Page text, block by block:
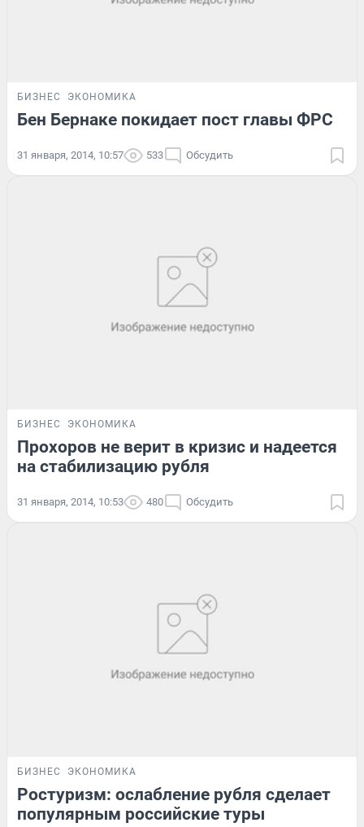
БИЗНЕС ЭКОНОМИКА
Бен Бернаке покидает пост главы ФРС
31 января, 2014, 10:57 533 Обсудить
БИЗНЕС ЭКОНОМИКА
Прохоров не верит в кризис и надеется
на стабилизацию рубля
31 января, 2014, 10:53 480 Обсудить
БИЗНЕС ЭКОНОМИКА
Ростуризм: ослабление рубля сделает
популярным российские туры